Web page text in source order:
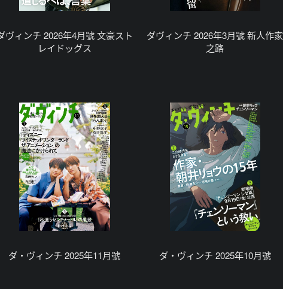
ヴィンチ 2026年4月號 文豪スト
レイドッグス
ダヴィンチ 2026年3月號 新人作家
之路
ダ・ヴィンチ 2025年11月號 ダ・ヴィンチ 2025年10月號